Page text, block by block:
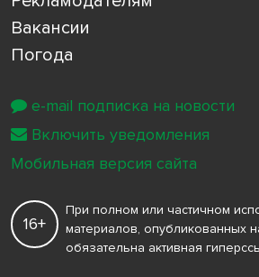
Вакансии
Погода
16+
При полном или частичном
материалов, опубликованных
обязательна активная
e-mail подписка на новости
Включить уведомления
Мобильная версия сайта